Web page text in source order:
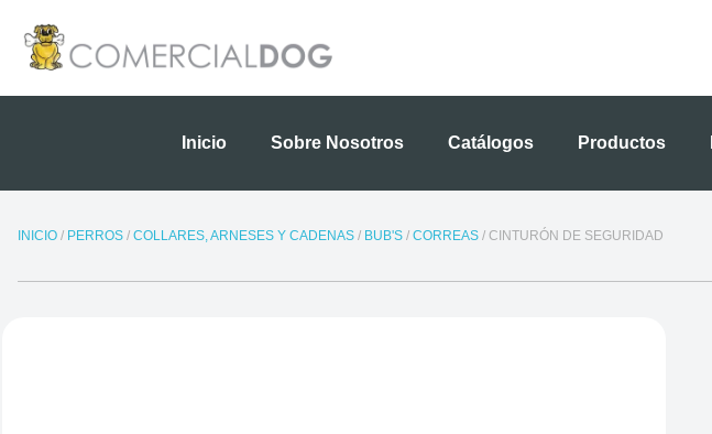
contenido
Inicio Sobre Nosotros Catálogos Productos
INICIO / PERROS / COLLARES, ARNESES Y CADENAS / BUB'S / CORREAS / CINTURÓN DE SEGURIDAD